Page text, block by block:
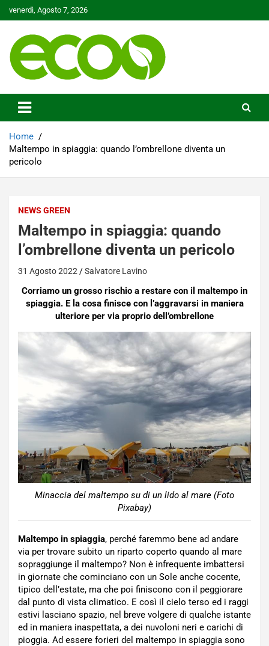
to
venerdì, Agosto 7, 2026
Ecoo.it
Home
Maltempo in spiaggia: quando l’ombrellone diventa un
pericolo
NEWS GREEN
Maltempo in spiaggia: quando
l’ombrellone diventa un pericolo
31 Agosto 2022 Salvatore Lavino
Corriamo un grosso rischio a restare con il maltempo in
spiaggia. E la cosa finisce con l’aggravarsi in maniera
ulteriore per via proprio dell’ombrellone
Minaccia del maltempo su di un lido al mare (Foto
Pixabay)
Maltempo in spiaggia, perché faremmo bene ad andare
via per trovare subito un riparto coperto quando al mare
sopraggiunge il maltempo? Non è infrequente imbattersi
in giornate che cominciano con un Sole anche cocente,
tipico dell’estate, ma che poi finiscono con il peggiorare
dal punto di vista climatico. E così il cielo terso ed i raggi
estivi lasciano spazio, nel breve volgere di qualche istante
ed in maniera inaspettata, a dei nuvoloni neri e carichi di
pioggia. Ad essere forieri del maltempo in spiaggia sono